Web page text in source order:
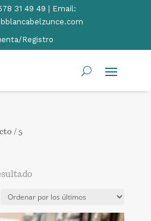
31 49 49 | Email:
Registro
/ 5